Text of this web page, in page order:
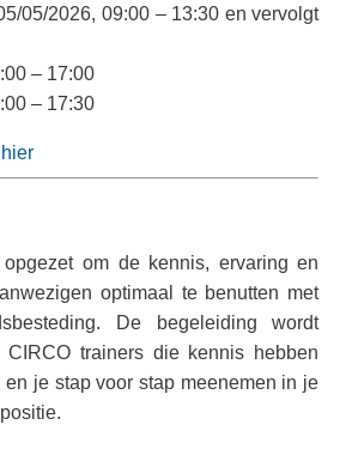
05/2026, 09:00 – 13:30 en vervolgt
– 17:00
– 17:30
hier
om de kennis, ervaring en
optimaal te benutten met
De begeleiding wordt
trainers die kennis hebben
en je stap voor stap meenemen in je